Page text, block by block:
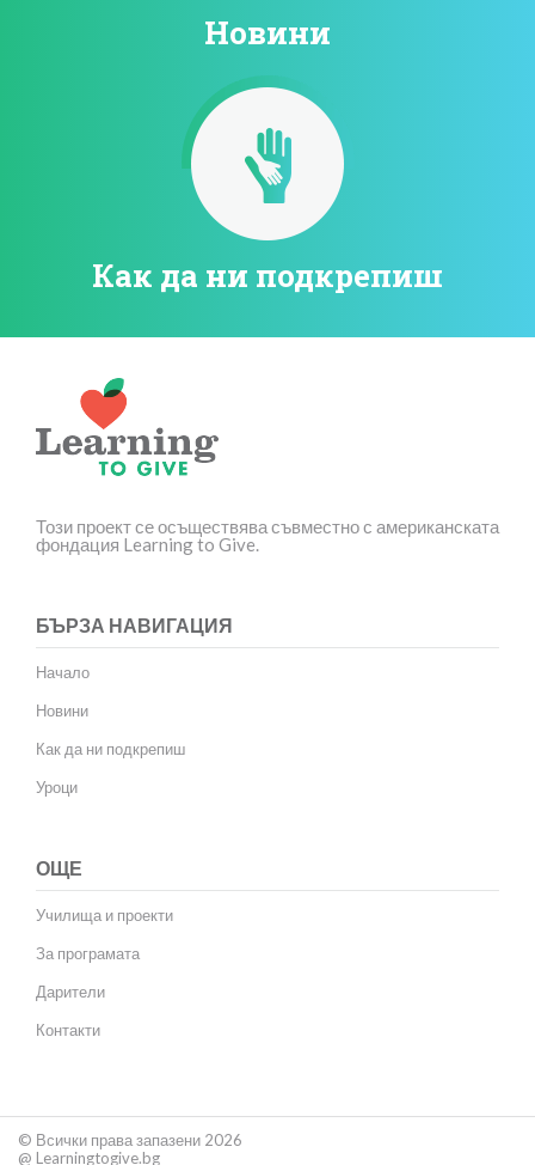
Новини
Как да ни подкрепиш
Този проект се осъществява съвместно с американската
фондация Learning to Give.
БЪРЗА НАВИГАЦИЯ
Начало
Новини
Как да ни подкрепиш
Уроци
ОЩЕ
Училища и проекти
За програмата
Дарители
Контакти
© Всички права запазени 2026
@ Learningtogive.bg